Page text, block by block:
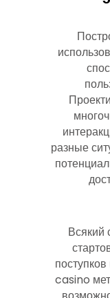
разные
Всякий
casino